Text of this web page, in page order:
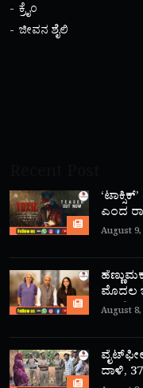
ಕ್ರೈಂ
ಜೀವನ ಶೈಲಿ
ಎಂದ
ಫಿದಾ!
August 9,
ಮೊದಲ
ಮಾಜಿ
August 8,
ದಾಳಿ,